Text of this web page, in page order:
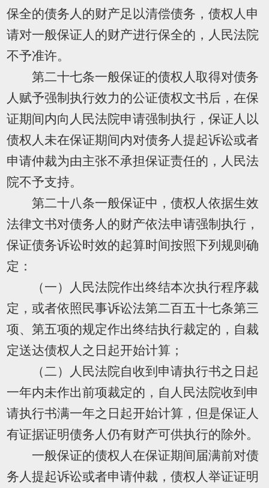
保全的债务人的财产足以清偿债务，债权人申
请对一般保证人的财产进行保全的，人民法院
不予准许。
第二十七条一般保证的债权人取得对债务
人赋予强制执行效力的公证债权文书后，在保
证期间内向人民法院申请强制执行，保证人以
债权人未在保证期间内对债务人提起诉讼或者
申请仲裁为由主张不承担保证责任的，人民法
院不予支持。
第二十八条一般保证中，债权人依据生效
法律文书对债务人的财产依法申请强制执行，
保证债务诉讼时效的起算时间按照下列规则确
定：
（一）人民法院作出终结本次执行程序裁
定，或者依照民事诉讼法第二百五十七条第三
项、第五项的规定作出终结执行裁定的，自裁
定送达债权人之日起开始计算；
（二）人民法院自收到申请执行书之日起
一年内未作出前项裁定的，自人民法院收到申
请执行书满一年之日起开始计算，但是保证人
有证据证明债务人仍有财产可供执行的除外。
一般保证的债权人在保证期间届满前对债
务人提起诉讼或者申请仲裁，债权人举证证明